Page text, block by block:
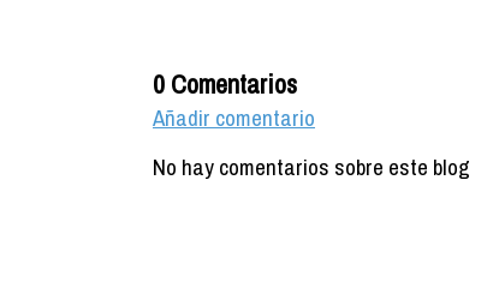
0 Comentarios
Añadir comentario
No hay comentarios sobre este blog